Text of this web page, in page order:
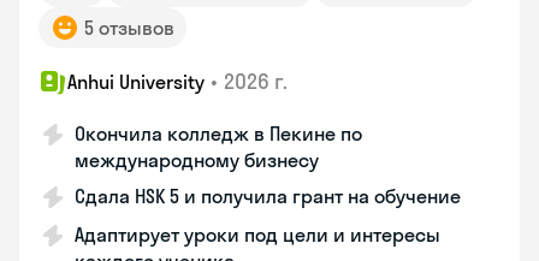
5 отзывов
Anhui University • 2026 г.
Окончила колледж в Пекине по
международному бизнесу
Сдала HSK 5 и получила грант на обучение
Адаптирует уроки под цели и интересы